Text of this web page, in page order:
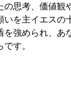
思考、価値観
いを主イエスの
を強められ、あ
す。